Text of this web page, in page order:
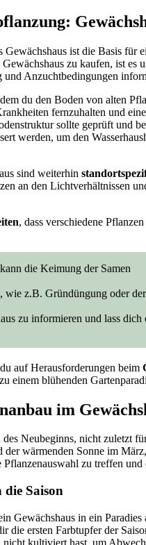
ist die Basis für
zu kaufen, ist es
Anzuchtbedingungen
du den Boden von alten
fernzuhalten und
sollte geprüft und
werden, um den
sind weiterhin
an den Lichtverhältnissen
, dass verschiedene
die Keimung der Samen
wie z.B. Gründüngung oder der
zu informieren und lass dich
auf Herausforderungen beim
einem blühenden
im
Neubeginns, nicht zuletzt
wärmenden Sonne im
zu treffen und
Saison
Gewächshaus in ein
die ersten Farbtupfer der
kultiviert hast, um